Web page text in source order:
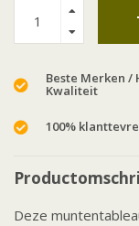
Beste Merken /
Kwaliteit
100%
Deze